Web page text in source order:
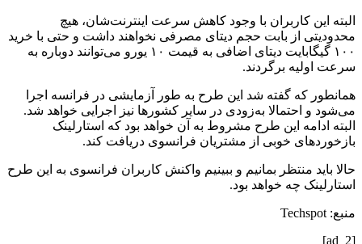
البته این کاربران با وجود کاهش سرعت اینترنت‌شان، هیچ
محدودیتی از بابت حجم دیتای مصرفی نخواهند داشت و حتی با خرید
۱۰۰ گیگابایت دیتای اضافی به قیمت ۱۰ یورو می‌توانند دوباره به
سرعت اولیه برگردند.
همانطور که گفته شد این طرح به طور آزمایشی در فرانسه اجرا
می‌شود و احتمالا به‌زودی در سایر کشورها نیز اجرایی خواهد شد.
البته ادامه این طرح مشروط به آن خواهد بود که استارلینک
بازخوردهای خوبی از مشتریان فرانسوی دریافت کند.
حالا باید منتظر بمانیم و ببینیم واکنش کاربران فرانسوی به این طرح
استارلینک چه خواهد بود.
منبع: Techspot
[ad_2]